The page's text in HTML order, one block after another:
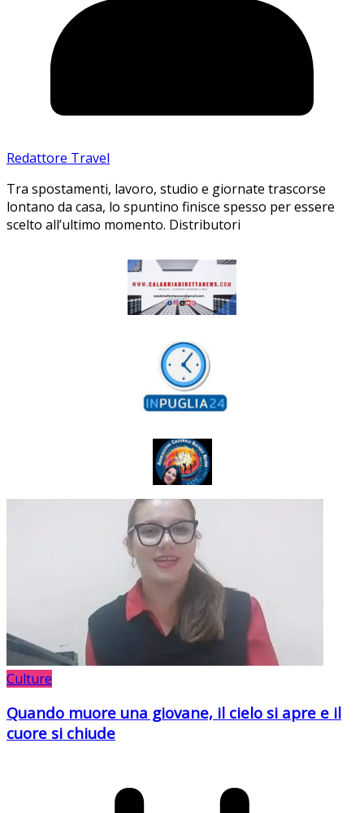
Redattore Travel
Tra spostamenti, lavoro, studio e giornate trascorse
lontano da casa, lo spuntino finisce spesso per essere
scelto all’ultimo momento. Distributori
Culture
Quando muore una giovane, il cielo si apre e il
cuore si chiude